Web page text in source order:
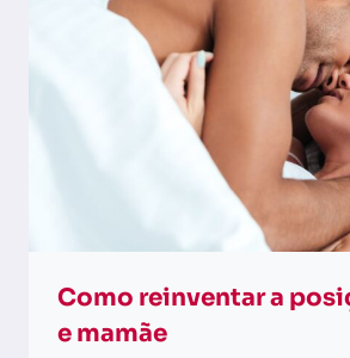
Como reinventar a
e mamãe